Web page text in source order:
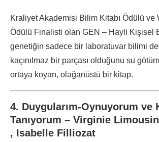
Kraliyet Akademisi Bilim Kitabı Ödülü ve
Ödülü Finalisti olan GEN – Hayli Kişisel
genetiğin sadece bir laboratuvar bilimi
kaçınılmaz bir parçası olduğunu su
ortaya koyan, olağanüstü bir kitap.
4. Duygularım-Oynuyorum ve
Tanıyorum – Virginie
, Isabelle Filliozat